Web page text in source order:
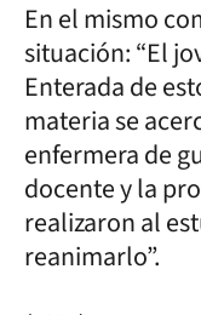
En el mismo
situación: “El
Enterada de
materia se
enfermera de
docente y la
realizaron al
reanimarlo”.